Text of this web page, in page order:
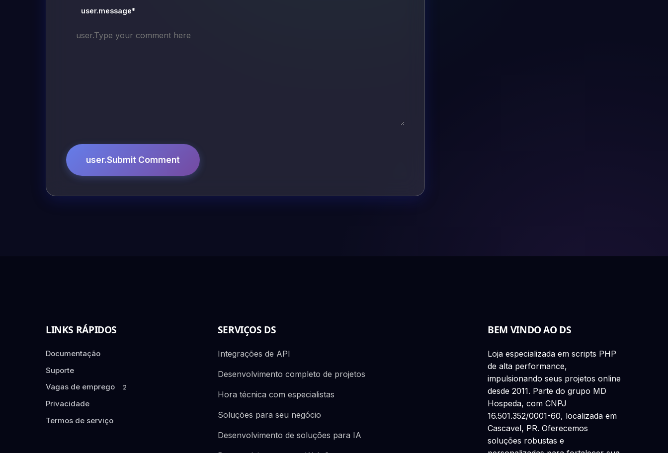
user.message*
user.Submit Comment
LINKS RÁPIDOS
Documentação
Suporte
Vagas de emprego
2
Privacidade
Termos de serviço
SERVIÇOS DS
Integrações de API
Desenvolvimento completo de projetos
Hora técnica com especialistas
Soluções para seu negócio
Desenvolvimento de soluções para IA
BEM VINDO AO DS
Loja especializada em scripts PHP
de alta performance,
impulsionando seus projetos online
desde 2011. Parte do grupo MD
Hospeda, com CNPJ
16.501.352/0001-60, localizada em
Cascavel, PR. Oferecemos
soluções robustas e